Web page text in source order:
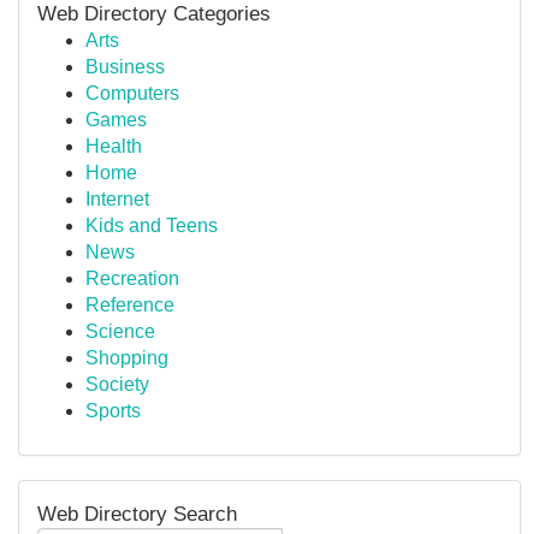
Web Directory Categories
Arts
Business
Computers
Games
Health
Home
Internet
Kids and Teens
News
Recreation
Reference
Science
Shopping
Society
Sports
Web Directory Search